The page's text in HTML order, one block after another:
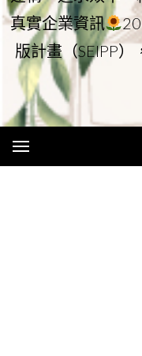
真實企業資訊
版計畫（SEIPP